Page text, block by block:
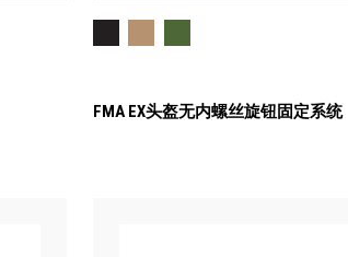
FMA EX头盔无内螺丝旋钮固定系统